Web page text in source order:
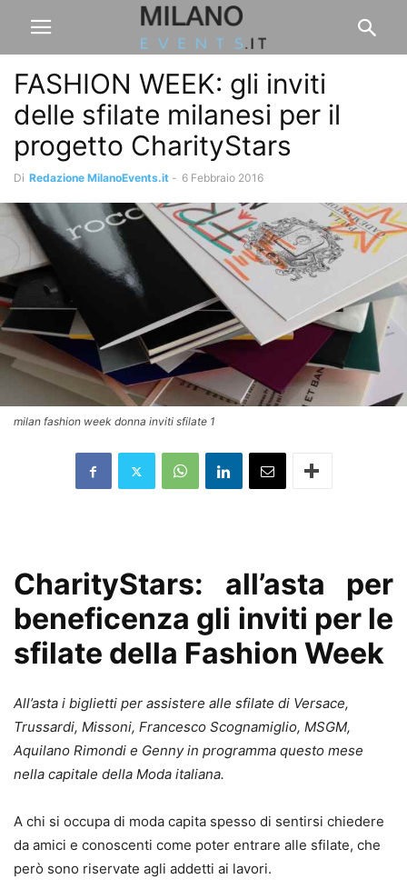
FASHION WEEK: gli inviti
delle sfilate milanesi per il
progetto CharityStars
Di Redazione MilanoEvents.it - 6 Febbraio 2016
milan fashion week donna inviti sfilate 1
CharityStars: all’asta per
beneficenza gli inviti per le
sfilate della Fashion Week
All’asta i biglietti per assistere alle sfilate di Versace,
Trussardi, Missoni, Francesco Scognamiglio, MSGM,
Aquilano Rimondi e Genny in programma questo mese
nella capitale della Moda italiana.
A chi si occupa di moda capita spesso di sentirsi chiedere
da amici e conoscenti come poter entrare alle sfilate, che
però sono riservate agli addetti ai lavori.